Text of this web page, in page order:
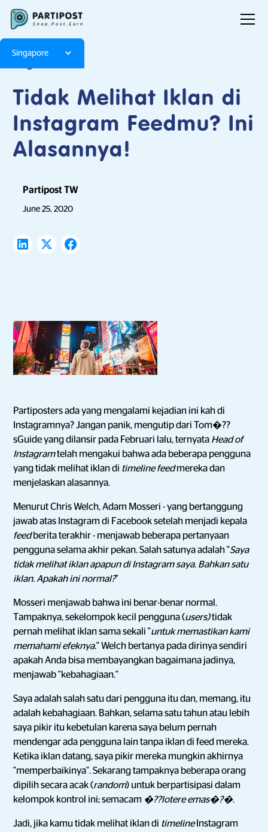
Singapore
Tidak Melihat Iklan di
Instagram Feedmu? Ini
Alasannya!
Partipost TW
June 25, 2020
Partiposters ada yang mengalami kejadian ini kah di
Instagramnya? Jangan panik, mengutip dari Tom�??
sGuide yang dilansir pada Februari lalu, ternyata Head of
Instagramtelah mengakui bahwa ada beberapa pengguna
yang tidak melihat iklan di timeline feedmereka dan
menjelaskan alasannya.
Menurut Chris Welch, Adam Mosseri - yang bertanggung
jawab atas Instagram di Facebook setelah menjadi kepala
feedberita terakhir - menjawab beberapa pertanyaan
pengguna selama akhir pekan. Salah satunya adalah "Saya
tidak melihat iklan apapun di Instagram saya. Bahkan satu
iklan. Apakah ini normal?"
Mosseri menjawab bahwa ini benar-benar normal.
Tampaknya, sekelompok kecil pengguna (users)tidak
pernah melihat iklan sama sekali "untuk memastikan kami
memahami efeknya." Welch bertanya pada dirinya sendiri
apakah Anda bisa membayangkan bagaimana jadinya,
menjawab "kebahagiaan."
Saya adalah salah satu dari pengguna itu dan, memang, itu
adalah kebahagiaan. Bahkan, selama satu tahun atau lebih
saya pikir itu kebetulan karena saya belum pernah
mendengar ada pengguna lain tanpa iklan di feed mereka.
Ketika iklan datang, saya pikir mereka mungkin akhirnya
"memperbaikinya". Sekarang tampaknya beberapa orang
dipilih secara acak (random) untuk berpartisipasi dalam
kelompok kontrol ini; semacam �??lotere emas�?�.
Jadi, jika kamu tidak melihat iklan di timeline Instagram